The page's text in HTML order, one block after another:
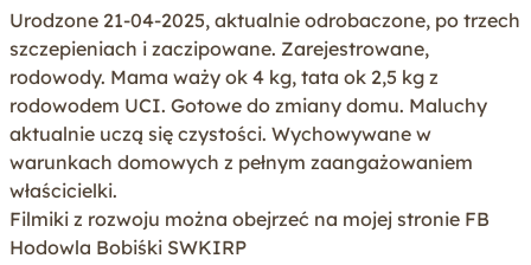
Miejscowość
Płock
Rodzaj oferty
Zwierzęta na sprzedaż
Rasa
Maltańczyk
Dostępność od
-
Zwierzęta w miocie
Wiek
Urodzone 21-04-2025, aktualnie odrobaczone, po trzech
szczepieniach i zaczipowane. Zarejestrowane,
rodowody. Mama waży ok 4 kg, tata ok 2,5 kg z
rodowodem UCI. Gotowe do zmiany domu. Maluchy
aktualnie uczą się czystości. Wychowywane w
warunkach domowych z pełnym zaangażowaniem
właścicielki.
Filmiki z rozwoju można obejrzeć na mojej stronie FB
Hodowla Bobiśki SWKIRP